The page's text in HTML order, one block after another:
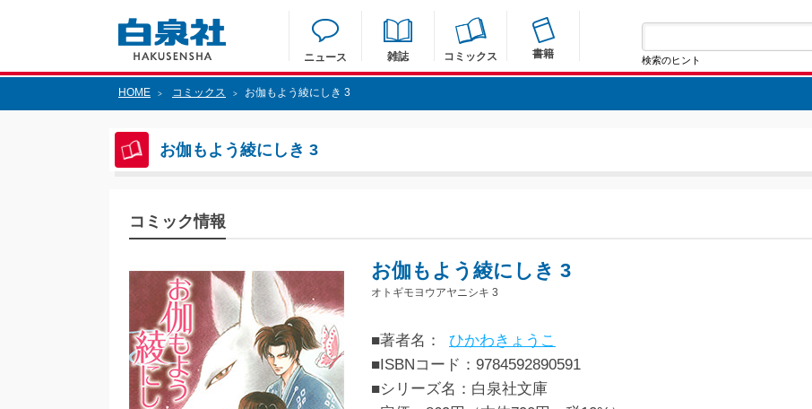
ニュース 雑誌 コミックス 書籍 検索のヒント
HOME > コミックス > お伽もよう綾にしき 3
お伽もよう綾にしき 3
コミック情報
お伽もよう綾にしき 3
オトギモヨウアヤニシキ 3
■著者名：
ひかわきょうこ
■ISBNコード：9784592890591
■シリーズ名：白泉社文庫